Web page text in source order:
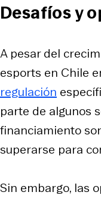
Desafíos y
A pesar del
esports en Chile
regulación
parte de algunos
financiamiento
superarse para
Sin embargo, las